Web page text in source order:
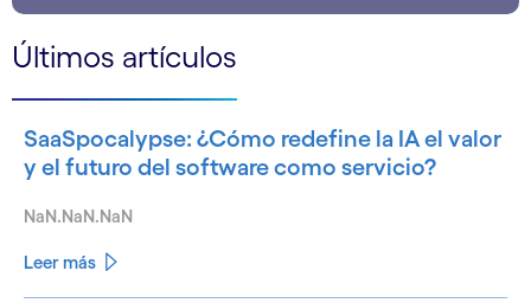
Últimos artículos
SaaSpocalypse: ¿Cómo redefine la IA el valor
y el futuro del software como servicio?
NaN.NaN.NaN
Leer más